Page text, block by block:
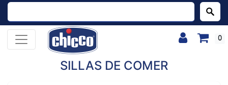
Buscar:
0
SILLAS DE COMER